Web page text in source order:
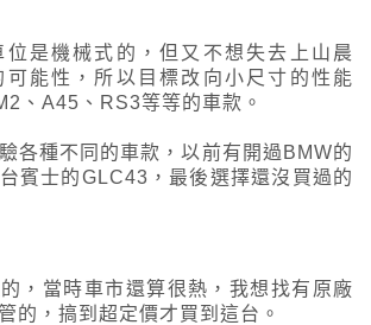
位是機械式的，但又不想失去上山晨
可能性，所以目標改向小尺寸的性能
、A45、RS3等等的車款。
各種不同的車款，以前有開過BMW的
賓士的GLC43，最後選擇還沒買過的
，當時車市還算很熱，我想找有原廠
的，搞到超定價才買到這台。